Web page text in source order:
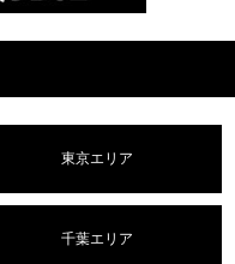
東京エリア
千葉エリア